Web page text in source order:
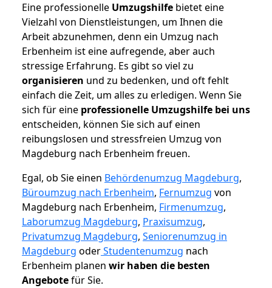
Eine professionelle Umzugshilfe bietet eine
Vielzahl von Dienstleistungen, um Ihnen die
Arbeit abzunehmen, denn ein Umzug nach
Erbenheim ist eine aufregende, aber auch
stressige Erfahrung. Es gibt so viel zu
organisieren und zu bedenken, und oft fehlt
einfach die Zeit, um alles zu erledigen. Wenn Sie
sich für eine professionelle Umzugshilfe bei uns
entscheiden, können Sie sich auf einen
reibungslosen und stressfreien Umzug von
Magdeburg nach Erbenheim freuen.
Egal, ob Sie einen Behördenumzug Magdeburg,
Büroumzug nach Erbenheim, Fernumzug von
Magdeburg nach Erbenheim, Firmenumzug,
Laborumzug Magdeburg, Praxisumzug,
Privatumzug Magdeburg, Seniorenumzug in
Magdeburg oderStudentenumzug nach
Erbenheim planen wir haben die besten
Angebotefür Sie.